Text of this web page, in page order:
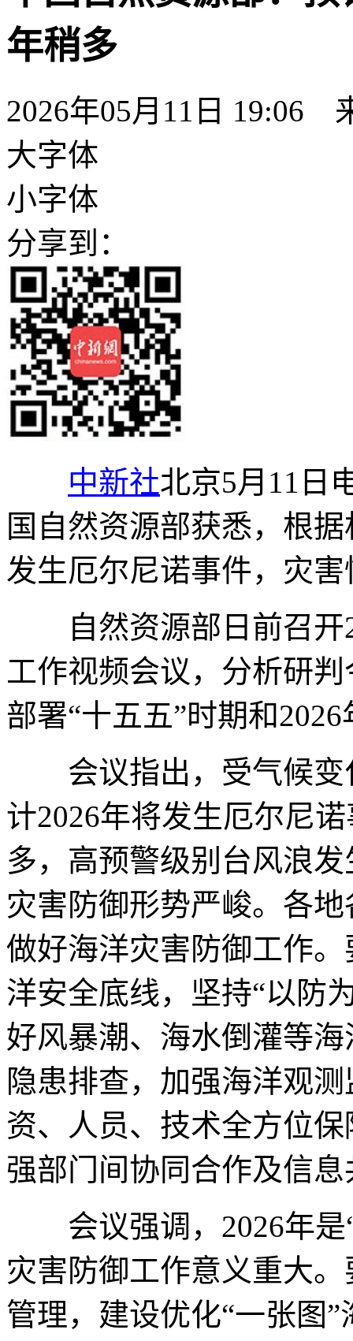
年稍多
2026年05月11日 19:06
大字体
小字体
分享到：
中新社北京5月11日
国自然资源部获悉，根
发生厄尔尼诺事件，灾
自然资源部日前召开
工作视频会议，分析研
部署“十五五”时期和
会议指出，受气候变
计2026年将发生厄尔尼
多，高预警级别台风浪
灾害防御形势严峻。各
做好海洋灾害防御工作
洋安全底线，坚持“以防
好风暴潮、海水倒灌等
隐患排查，加强海洋观
资、人员、技术全方位
强部门间协同合作及信
会议强调，2026年是“
灾害防御工作意义重大
管理，建设优化“一张图